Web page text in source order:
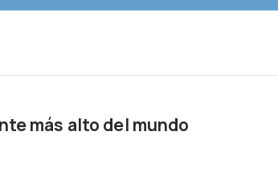
más alto del mundo